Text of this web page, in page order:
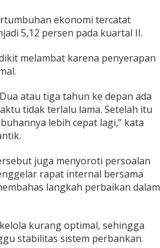
ekonomi tercatat
5,12 persen pada kuartal II.
melambat karena penyerapan
atau tiga tahun ke depan ada
tidak terlalu lama. Setelah itu
lebih cepat lagi,” kata
juga menyoroti persoalan
rapat internal bersama
langkah perbaikan dalam
kurang optimal, sehingga
stabilitas sistem perbankan.